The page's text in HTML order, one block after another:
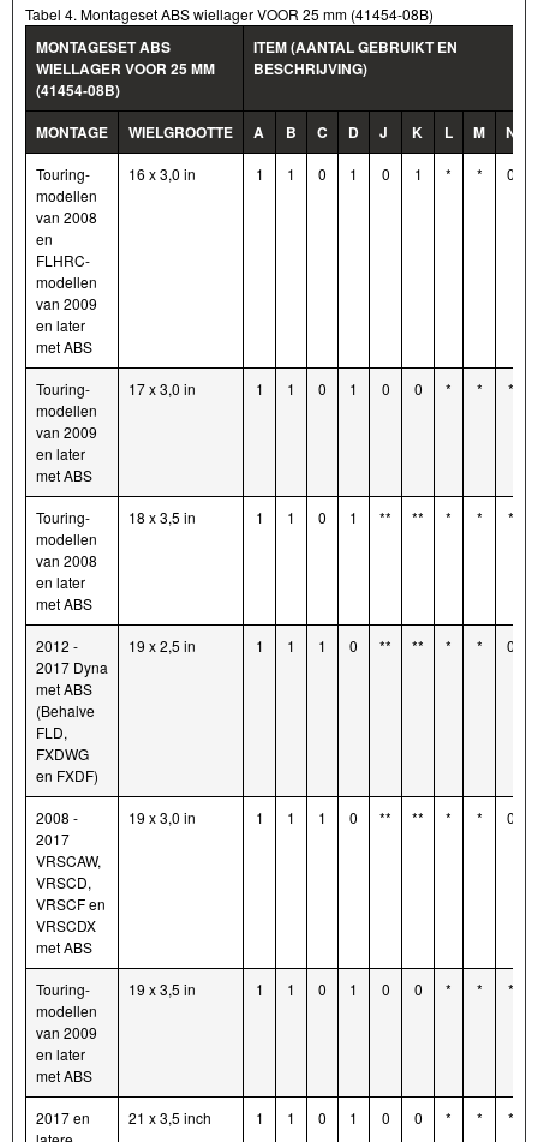
Tabel 4. Montageset ABS wiellager VOOR 25 mm (41454-08B)
MONTAGESET ABS
WIELLAGER VOOR 25 MM
(41454-08B)
ITEM (AANTAL GEBRUIKT EN
BESCHRIJVING)
MONTAGE WIELGROOTTE A B C D J K L M N
Touring-
modellen
van 2008
en
FLHRC-
modellen
van 2009
en later
met ABS
16 x 3,0 in 1 1 0 1 0 1 * * 0
Touring-
modellen
van 2009
en later
met ABS
17 x 3,0 in 1 1 0 1 0 0 * * *
Touring-
modellen
van 2008
en later
met ABS
18 x 3,5 in 1 1 0 1 ** ** * * *
2012 -
2017 Dyna
met ABS
(Behalve
FLD,
FXDWG
en FXDF)
19 x 2,5 in 1 1 1 0 ** ** * * 0
2008 -
2017
VRSCAW,
VRSCD,
VRSCF en
VRSCDX
met ABS
19 x 3,0 in 1 1 1 0 ** ** * * 0
Touring-
modellen
van 2009
en later
met ABS
19 x 3,5 in 1 1 0 1 0 0 * * *
2017 en
21 x 3,5 inch 1 1 0 1 0 0 * * *